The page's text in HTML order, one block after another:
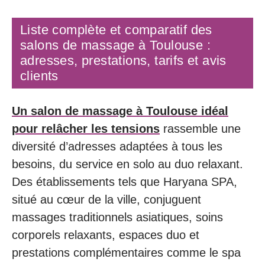
Liste complète et comparatif des
salons de massage à Toulouse :
adresses, prestations, tarifs et avis
clients
Un salon de massage à Toulouse idéal
pour relâcher les tensions rassemble une
diversité d’adresses adaptées à tous les
besoins, du service en solo au duo relaxant.
Des établissements tels que Haryana SPA,
situé au cœur de la ville, conjuguent
massages traditionnels asiatiques, soins
corporels relaxants, espaces duo et
prestations complémentaires comme le spa